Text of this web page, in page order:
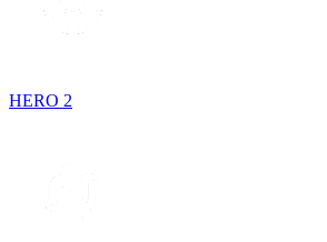
HERO 2